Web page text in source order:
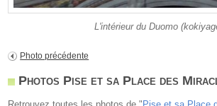
L'intérieur du Duomo
Photo précédente
Photos Pise et sa Place des